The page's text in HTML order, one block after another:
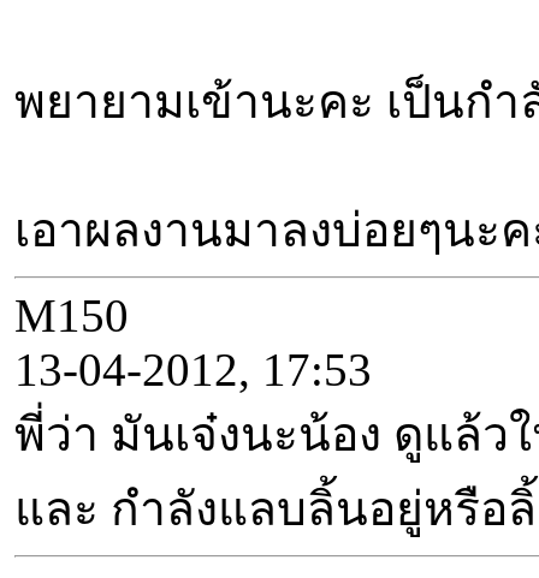
พยายามเข้านะคะ เป็นกำ
เอาผลงานมาลงบ่อยๆนะค
M150
13-04-2012, 17:53
พี่ว่า มันเจ๋งนะน้อง ดูแล้
และ กำลังแลบลิ้นอยู่หรือ